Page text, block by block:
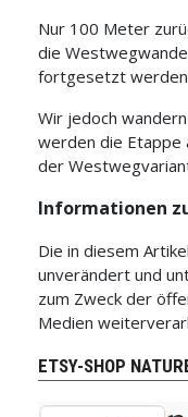
Nur 100 Meter
die
fortgesetzt
Wir jedoch
werden die Etappe
der
Informationen
Die in diesem
unverändert und
zum Zweck der
Medien
ETSY-SHOP